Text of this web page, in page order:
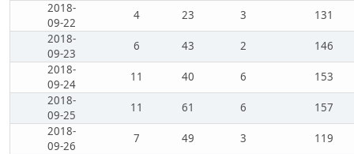
2018-
09-22
4 23 3
131
2018-
09-23
6 43 2
146
2018-
09-24
11 40 6
153
2018-
09-25
11 61 6
157
2018-
09-26
7 49 3
119